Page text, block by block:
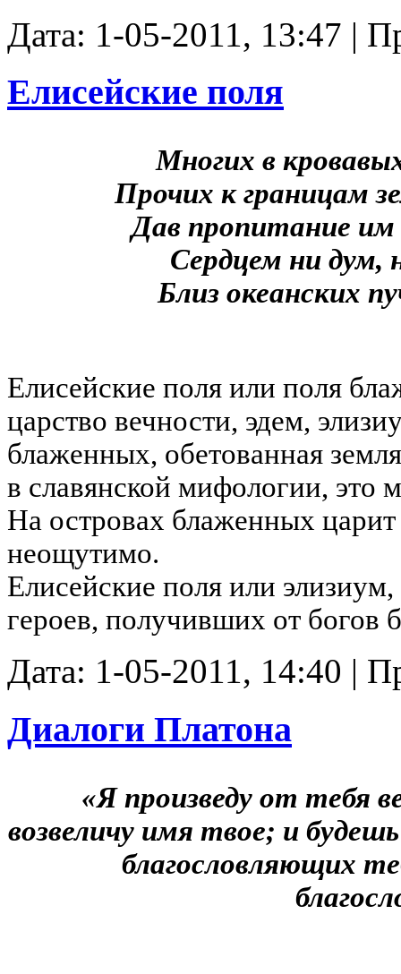
Дата: 1-05-2011, 13:47 |
Елисейские поля
Многих в
Прочих к границам
Дав пропитание
Сердцем ни дум,
Близ океанских
Елисейские поля или поля
царство вечности, эдем,
блаженных, обетованная
в славянской мифологии, это
На островах блаженных царит
неощутимо.
Елисейские поля или
героев, получивших от богов
Дата: 1-05-2011, 14:40 |
Диалоги Платона
«Я произведу от тебя
возвеличу имя твое; и
благословляющих